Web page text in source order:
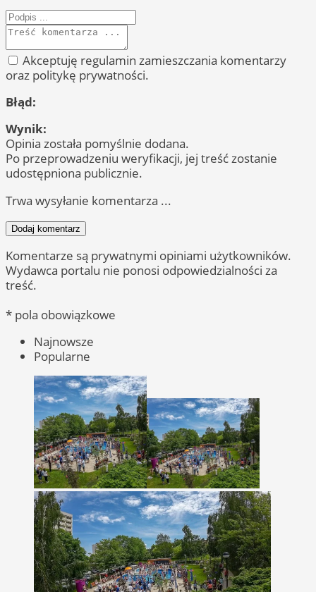
Akceptuję regulamin zamieszczania komentarzy
oraz politykę prywatności.
Błąd:
Wynik:
Opinia została pomyślnie dodana.
Po przeprowadzeniu weryfikacji, jej treść zostanie
udostępniona publicznie.
Trwa wysyłanie komentarza ...
Dodaj komentarz
Komentarze są prywatnymi opiniami użytkowników.
Wydawca portalu nie ponosi odpowiedzialności za
treść.
* pola obowiązkowe
Najnowsze
Popularne